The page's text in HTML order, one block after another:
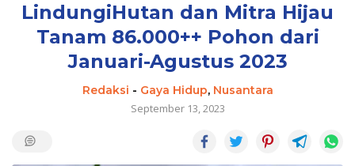
LindungiHutan dan Mitra Hijau
Tanam 86.000++ Pohon dari
Januari-Agustus 2023
Redaksi - Gaya Hidup, Nusantara
September 13, 2023